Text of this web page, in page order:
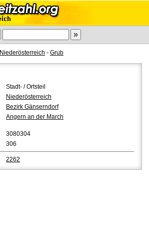
Niederösterreich - Grub
Stadt- / Ortsteil
Niederösterreich
Bezirk Gänserndorf
Angern an der March
3080304
306
2262